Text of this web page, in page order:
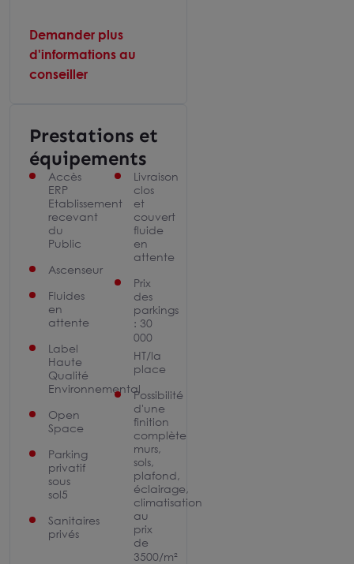
Demander plus
d'informations au
conseiller
Prestations et
équipements
Accès
ERP
Etablissement
recevant
du
Public
Ascenseur
Fluides
en
attente
Label
Haute
Qualité
Environnemental
Open
Space
Parking
privatif
sous
sol5
Sanitaires
privés
Livraison
clos
et
couvert
fluide
en
attente
Prix
des
parkings
: 30
000
HT/la
place
Possibilité
d'une
finition
complète
murs,
sols,
plafond,
éclairage,
climatisation
au
prix
de
3500/m²